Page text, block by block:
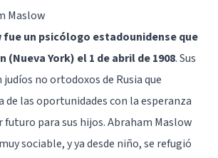
Maslow
fue un psicólogo estadounidense que
(Nueva York) el 1 de abril de 1908. Sus
no ortodoxos de Rusia que
las oportunidades con la esperanza
para sus hijos. Abraham Maslow
sociable, y ya desde niño, se refugió